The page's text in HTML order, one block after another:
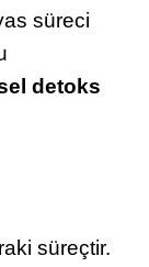
süreci
detoks
süreçtir.